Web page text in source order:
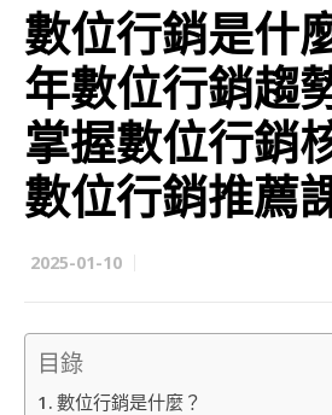
數位行銷是什
年數位行銷趨
掌握數位行銷
數位行銷推薦
2025-01-10
目錄
數位行銷是什麼？